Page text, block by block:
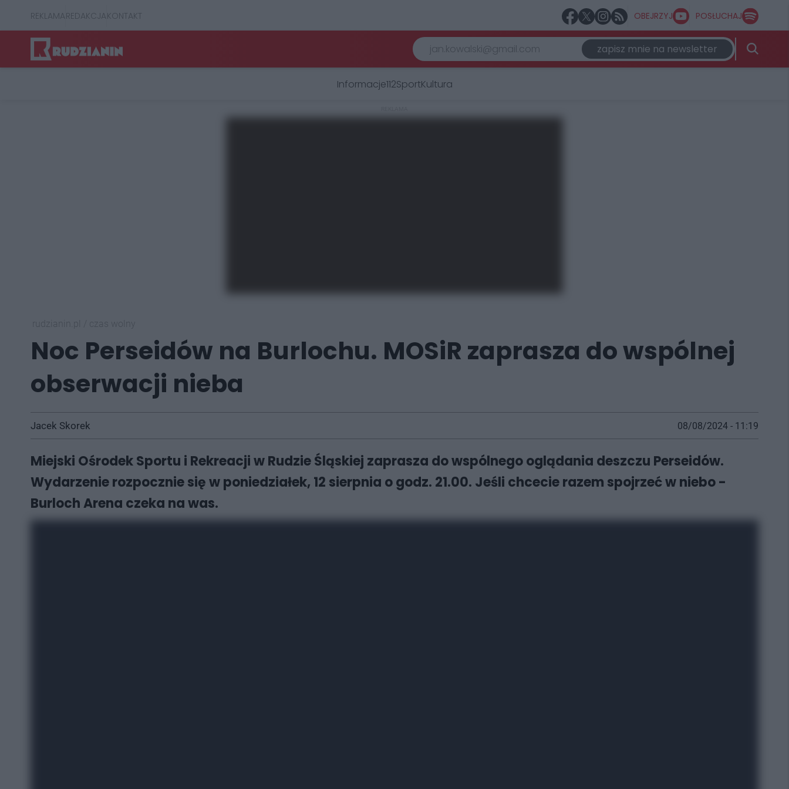
REKLAMAREDAKCJAKONTAKT OBEJRZYJ POSŁUCHAJ
zapisz mnie na newsletter
Informacje112SportKultura
Noc Perseidów na Burlochu. MOSiR zaprasza do wspólnej
obserwacji nieba
Jacek Skorek 08/08/2024 - 11:19
Miejski Ośrodek Sportu i Rekreacji w Rudzie Śląskiej zaprasza do wspólnego oglądania deszczu Perseidów.
Wydarzenie rozpocznie się w poniedziałek, 12 sierpnia o godz. 21.00. Jeśli chcecie razem spojrzeć w niebo -
Burloch Arena czeka na was.